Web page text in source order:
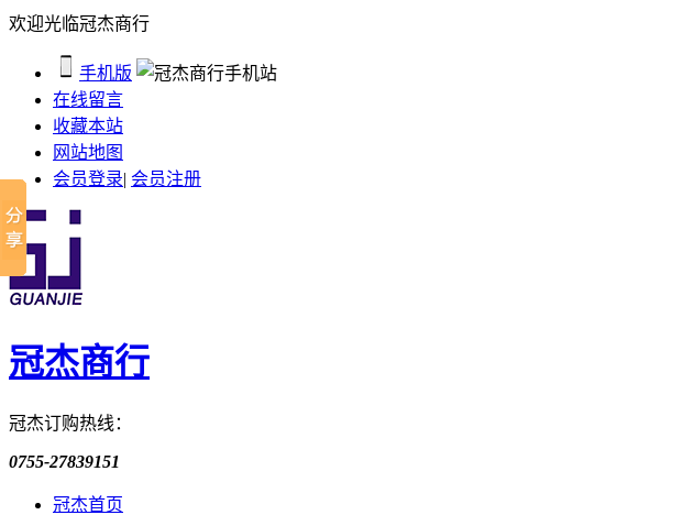
欢迎光临冠杰商行
手机版
在线留言
收藏本站
网站地图
会员登录| 会员注册
冠杰商行
冠杰订购热线：
0755-27839151
冠杰首页